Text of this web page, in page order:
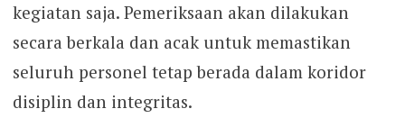
kegiatan saja. Pemeriksaan akan dilakukan
secara berkala dan acak untuk memastikan
seluruh personel tetap berada dalam koridor
disiplin dan integritas.